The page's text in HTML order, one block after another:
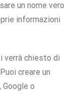
un nome vero
informazioni
verrà chiesto di
creare un
o